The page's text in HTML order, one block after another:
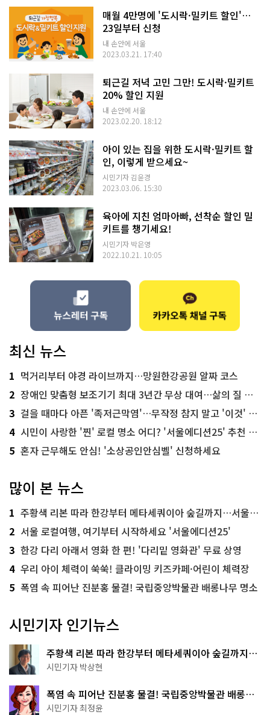
매월 4만명에 '도시락·밀키트 할인'…
23일부터 신청
내 손안에 서울
2023.03.21. 17:40
퇴근길 저녁 고민 그만! 도시락·밀키트
20% 할인 지원
내 손안에 서울
2023.02.20. 18:12
아이 있는 집을 위한 도시락·밀키트 할
인, 이렇게 받으세요~
시민기자 김윤경
2023.03.06. 15:30
육아에 지친 엄마아빠, 선착순 할인 밀
키트를 챙기세요!
시민기자 박은영
2022.10.21. 10:05
최신 뉴스
1 먹거리부터 야경 라이브까지…망원한강공원 알짜 코스
2 장애인 맞춤형 보조기기 최대 3년간 무상 대여…삶의 질 높인다
3 걸을 때마다 아픈 '족저근막염'…무작정 참지 말고 '이것' 해보세요!
4 시민이 사랑한 '찐' 로컬 명소 어디? '서울에디션25' 추천 코스
5 혼자 근무해도 안심! '소상공인안심벨' 신청하세요
많이 본 뉴스
1 주황색 리본 따라 한강부터 메타세쿼이아 숲길까지…서울둘레길 15코스
2 서울 로컬여행, 여기부터 시작하세요 '서울에디션25'
3 한강 다리 아래서 영화 한 편! '다리밑 영화관' 무료 상영
4 우리 아이 체력이 쑥쑥! 클라이밍 키즈카페·어린이 체력장
5 폭염 속 피어난 진분홍 물결! 국립중앙박물관 배롱나무 명소
시민기자 인기뉴스
주황색 리본 따라 한강부터 메타세쿼이아 숲길까지…
서울둘레길 15코스
시민기자 박상현
폭염 속 피어난 진분홍 물결! 국립중앙박물관 배롱나
무 명소
시민기자 최정윤